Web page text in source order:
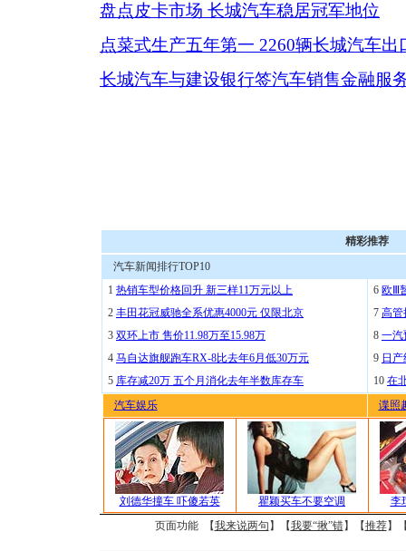
盘点皮卡市场 长城汽车稳居冠军地位
点菜式生产五年第一 2260辆长城汽车出
长城汽车与建设银行签汽车销售金融服
精彩推荐
汽车新闻排行TOP10
1 热销车型价格回升 新三样11万元以上
2 丰田花冠威驰全系优惠4000元 仅限北京
3 双环上市 售价11.98万至15.98万
4 马自达旗舰跑车RX-8比去年6月低30万元
5 库存减20万 五个月消化去年半数库存车
6 欧Ⅲ
7 高管
8 一汽
9 日
10 在
汽车娱乐
谍照
刘德华撞车 吓傻若英 瞿颖买车不要空调
李
页面功能 【我来说两句 】【我要“揪”错】【推荐】